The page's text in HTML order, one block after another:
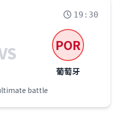
19:30
POR
葡萄牙
battle